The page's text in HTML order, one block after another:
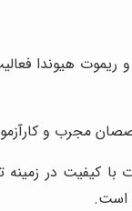
ریموت هیوندا
مجرب و
کیفیت در
است.